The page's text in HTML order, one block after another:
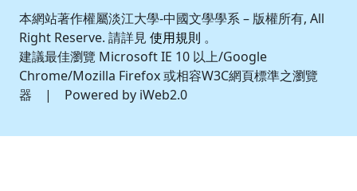
本網站著作權屬淡江大學-中國文學學系 – 版權所有, All
Right Reserve. 請詳見 使用規則 。
建議最佳瀏覽 Microsoft IE 10 以上/Google
Chrome/Mozilla Firefox 或相容W3C網頁標準之瀏覽
器 | Powered by iWeb2.0